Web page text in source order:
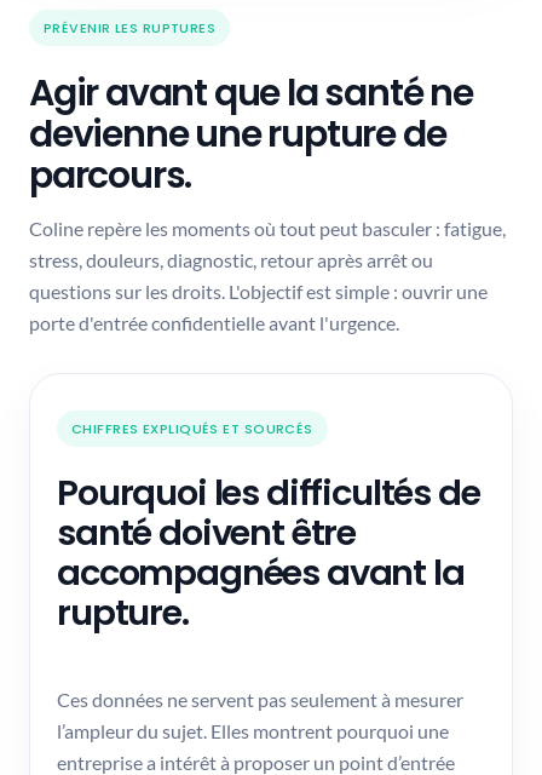
6 min
Votre parcours
1 Comprendre
Auto-évaluations et repères
2 Être accompagné
Experts, séances et orientation
Agir au travail
Ressources, outils et relais
Comprendre la RQTH
Exercice
Cohérence cardiaque
Suivi
Humeur et fatigue
PRÉVENIR LES RUPTURES
Agir avant que la santé ne
devienne une rupture de
parcours.
Coline repère les moments où tout peut basculer : fatigue,
stress, douleurs, diagnostic, retour après arrêt ou
questions sur les droits. L'objectif est simple : ouvrir une
porte d'entrée confidentielle avant l'urgence.
CHIFFRES EXPLIQUÉS ET SOURCÉS
Pourquoi les difficultés de
santé doivent être
accompagnées avant la
rupture.
Ces données ne servent pas seulement à mesurer
l’ampleur du sujet. Elles montrent pourquoi une
entreprise a intérêt à proposer un point d’entrée